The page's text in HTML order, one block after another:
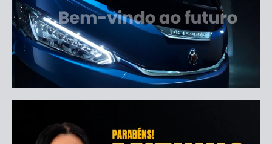
A REVOLUÇÃO FINANCEIRA QUE
PODE MUDAR SUA VIDA SEM...